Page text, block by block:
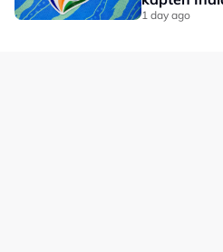
menjadi episod panas1 day ago